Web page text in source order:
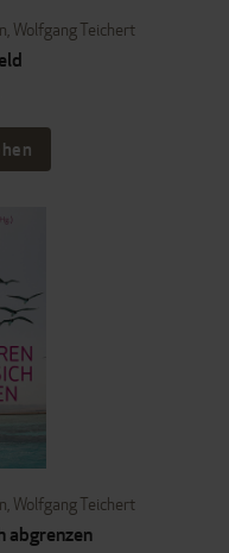
, Wolfgang Teichert
, Wolfgang Teichert
abgrenzen